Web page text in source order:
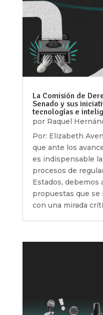
La Comisión de
Senado y sus
tecnologías e
por Raquel
Por: Elizabeth
que ante los
es indispensable
procesos de
Estados, debemos
propuestas que se
con una mirada